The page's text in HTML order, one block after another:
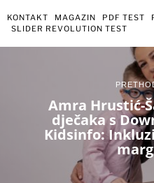
KONTAKT MAGAZIN PDF TEST
SLIDER REVOLUTION TEST
Amra Hrustić-
dječaka s
Kidsinfo: